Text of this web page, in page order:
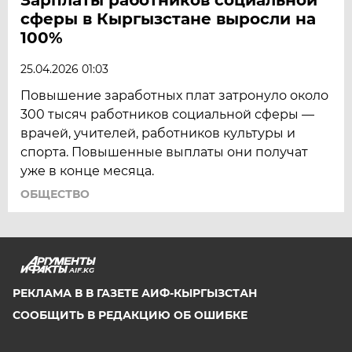
ЯРОСЛАВЛЬ
сферы в Кыргызстане выросли на
100%
25.04.2026 01:03
Повышение заработных плат затронуло около
300 тысяч работников социальной сферы —
врачей, учителей, работников культуры и
спорта. Повышенные выплаты они получат
уже в конце месяца.
ОБЩЕСТВО
AIF.KG
РЕКЛАМА В В ГАЗЕТЕ АИФ-КЫРГЫЗСТАН
СООБЩИТЬ В РЕДАКЦИЮ ОБ ОШИБКЕ